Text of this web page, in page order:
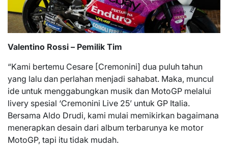
Valentino Rossi – Pemilik Tim
“Kami bertemu Cesare [Cremonini] dua puluh tahun
yang lalu dan perlahan menjadi sahabat. Maka, muncul
ide untuk menggabungkan musik dan MotoGP melalui
livery spesial ‘Cremonini Live 25’ untuk GP Italia.
Bersama Aldo Drudi, kami mulai memikirkan bagaimana
menerapkan desain dari album terbarunya ke motor
MotoGP, tapi itu tidak mudah.